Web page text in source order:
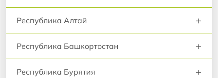
Республика Алтай +
Республика Башкортостан +
Республика Бурятия +